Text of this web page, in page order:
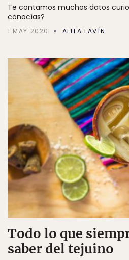
Te contamos muchos datos
conocías?
1 MAY 2020 ALITA LAVÍN
Todo lo que
saber del tejuino